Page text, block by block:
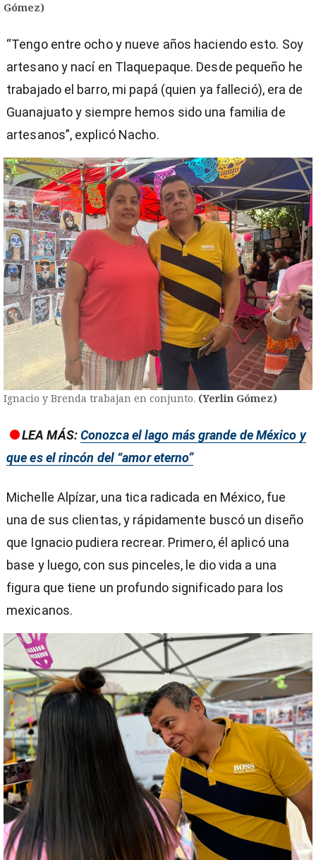
Gómez)
“Tengo entre ocho y nueve años haciendo esto. Soy
artesano y nací en Tlaquepaque. Desde pequeño he
trabajado el barro, mi papá (quien ya falleció), era de
Guanajuato y siempre hemos sido una familia de
artesanos”, explicó Nacho.
Ignacio y Brenda trabajan en conjunto. (Yerlin Gómez)
LEA MÁS:Conozca el lago más grande de México y
que es el rincón del “amor eterno”
Michelle Alpízar, una tica radicada en México, fue
una de sus clientas, y rápidamente buscó un diseño
que Ignacio pudiera recrear. Primero, él aplicó una
base y luego, con sus pinceles, le dio vida a una
figura que tiene un profundo significado para los
mexicanos.